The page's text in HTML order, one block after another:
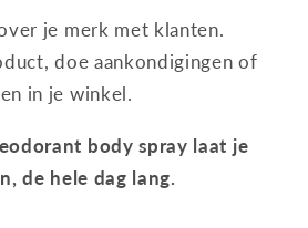
je merk met klanten.
doe aankondigingen of
in je winkel.
body spray laat je
de hele dag lang.